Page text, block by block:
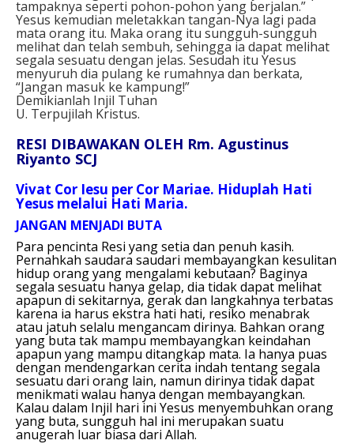
tampaknya seperti pohon-pohon yang berjalan.”
Yesus kemudian meletakkan tangan-Nya lagi pada
mata orang itu. Maka orang itu sungguh-sungguh
melihat dan telah sembuh, sehingga ia dapat melihat
segala sesuatu dengan jelas. Sesudah itu Yesus
menyuruh dia pulang ke rumahnya dan berkata,
“Jangan masuk ke kampung!”
Demikianlah Injil Tuhan
U. Terpujilah Kristus.
RESI DIBAWAKAN OLEH Rm. Agustinus
Riyanto SCJ
Vivat Cor Iesu per Cor Mariae. Hiduplah Hati
Yesus melalui Hati Maria.
JANGAN MENJADI BUTA
Para pencinta Resi yang setia dan penuh kasih.
Pernahkah saudara saudari membayangkan kesulitan
hidup orang yang mengalami kebutaan? Baginya
segala sesuatu hanya gelap, dia tidak dapat melihat
apapun di sekitarnya, gerak dan langkahnya terbatas
karena ia harus ekstra hati hati, resiko menabrak
atau jatuh selalu mengancam dirinya. Bahkan orang
yang buta tak mampu membayangkan keindahan
apapun yang mampu ditangkap mata. Ia hanya puas
dengan mendengarkan cerita indah tentang segala
sesuatu dari orang lain, namun dirinya tidak dapat
menikmati walau hanya dengan membayangkan.
Kalau dalam Injil hari ini Yesus menyembuhkan orang
yang buta, sungguh hal ini merupakan suatu
anugerah luar biasa dari Allah.